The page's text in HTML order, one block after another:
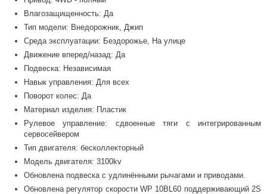
Влагозащищенность: Да
Тип модели: Внедорожник, Джип
Среда эксплуатации: Бездорожье, На улице
Движение вперед/назад: Да
Подвеска: Независимая
Навык управления: Для всех
Поворот колес: Да
Материал изделия: Пластик
Рулевое управление: сдвоенные тяги с интегрированным
сервосейвером
Тип двигателя: бесколлекторный
Модель двигателя: 3100kv
Обновлена подвеска с удлинёнными рычагами и приводами.
Обновлена регулятор скорости WP 10BL60 поддерживающий 2S